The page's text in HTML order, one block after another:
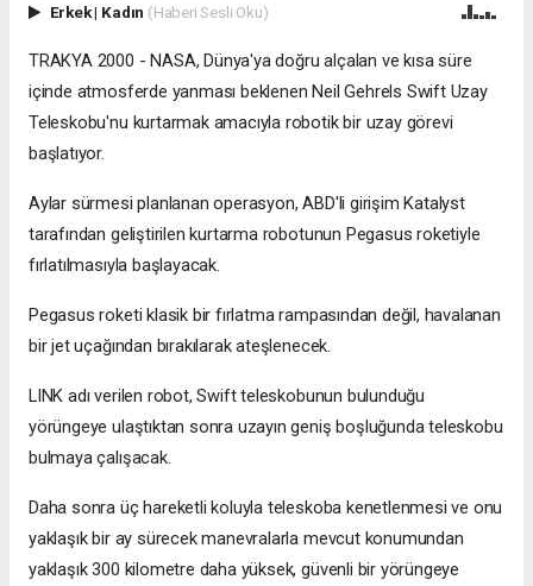
Erkek| Kadın (Haberi Sesli Oku)
TRAKYA 2000 - NASA, Dünya'ya doğru alçalan ve kısa süre
içinde atmosferde yanması beklenen Neil Gehrels Swift Uzay
Teleskobu'nu kurtarmak amacıyla robotik bir uzay görevi
başlatıyor.
Aylar sürmesi planlanan operasyon, ABD'li girişim Katalyst
tarafından geliştirilen kurtarma robotunun Pegasus roketiyle
fırlatılmasıyla başlayacak.
Pegasus roketi klasik bir fırlatma rampasından değil, havalanan
bir jet uçağından bırakılarak ateşlenecek.
LINK adı verilen robot, Swift teleskobunun bulunduğu
yörüngeye ulaştıktan sonra uzayın geniş boşluğunda teleskobu
bulmaya çalışacak.
Daha sonra üç hareketli koluyla teleskoba kenetlenmesi ve onu
yaklaşık bir ay sürecek manevralarla mevcut konumundan
yaklaşık 300 kilometre daha yüksek, güvenli bir yörüngeye